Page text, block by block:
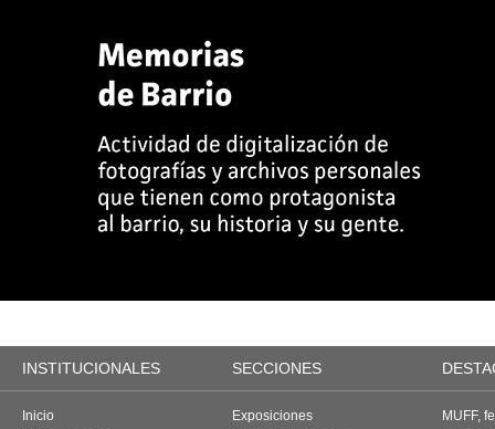
INSTITUCIONALES SECCIONES
Inicio
Exposiciones
MUFF,